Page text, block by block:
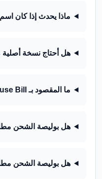
ماذا يحدث إذا كان
هل أحتاج نسخة
ما المقصود بـ House Bill و Master Bill؟
هل بوليصة الشحن
هل بوليصة الشحن